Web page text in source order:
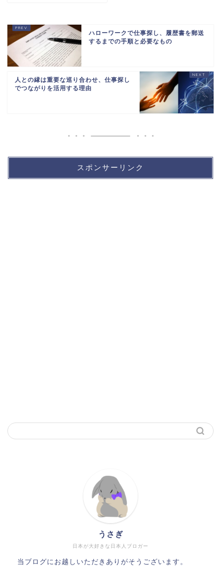
ハローワークで仕事探し、履歴書を郵送
するまでの手順と必要なもの
人との縁は重要な巡り合わせ、仕事探し
でつながりを活用する理由
スポンサーリンク
日本が大好きな日本人ブロガー
うさぎ
当ブログにお越しいただきありがそうございます。